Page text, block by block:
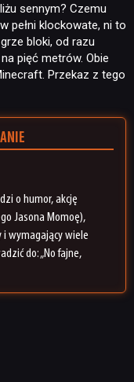
sennym? Czemu
pełni klockowate, ni to
bloki, od razu
pięć metrów. Obie
Przekaz z tego
o humor, akcję
Jasona Momoę),
i wymagający wiele
do: „No fajne,